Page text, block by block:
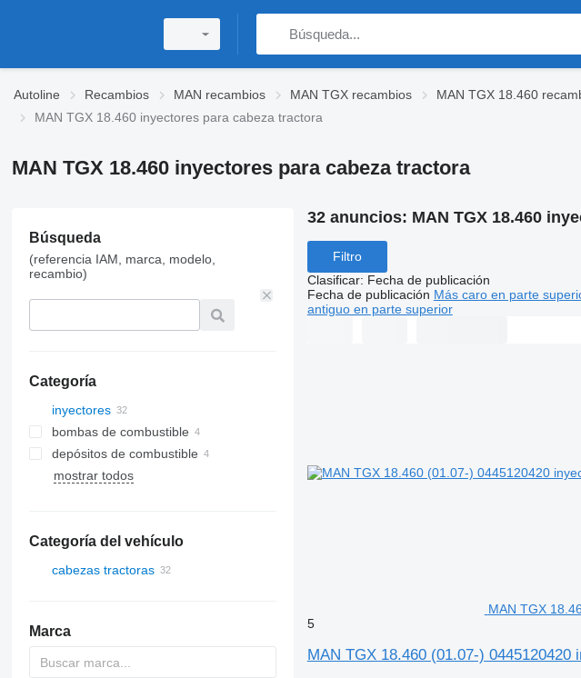
Autoline Recambios MAN recambios MAN TGX recambios MAN TGX 18.460
MAN TGX 18.460 inyectores para cabeza tractora
MAN TGX 18.460 inyectores para cabeza tractora
Búsqueda
(referencia IAM, marca, modelo,
recambio)
Categoría
inyectores
bombas de combustible
depósitos de combustible
mostrar todos
Categoría del vehículo
cabezas tractoras
Marca
32 anuncios: MAN TGX 18.460
Filtro
Clasificar: Fecha de publicación
Fecha de publicación Más caro en parte
antiguo en parte superior
MAN TGX
5
MAN TGX 18.460 (01.07-)